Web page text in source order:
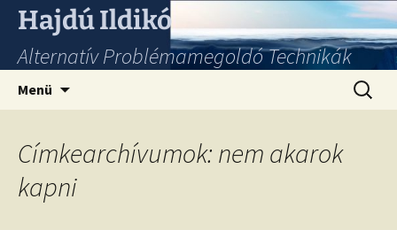
Hajdú Ildikó
Alternatív Problémamegoldó Technikák
Menü
Címkearchívumok: nem akarok
kapni